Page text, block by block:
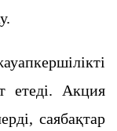
етеді. Акция
саябақтар